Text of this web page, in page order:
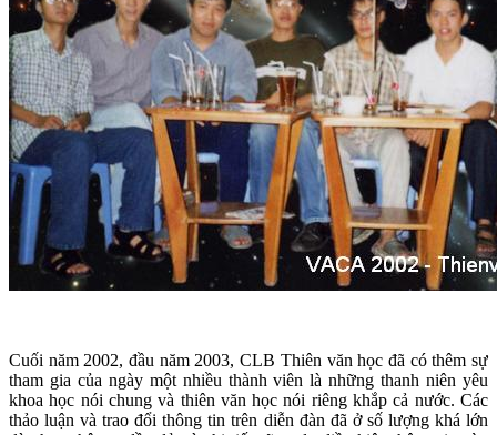
Cuối năm 2002, đầu năm 2003, CLB Thiên văn học đã có thêm sự
tham gia của ngày một nhiều thành viên là những thanh niên yêu
khoa học nói chung và thiên văn học nói riêng khắp cả nước. Các
thảo luận và trao đổi thông tin trên diễn đàn đã ở số lượng khá lớn